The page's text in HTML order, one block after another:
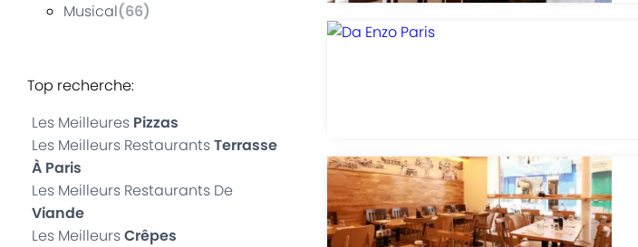
Musical(66)
Top recherche:
Les Meilleures Pizzas
Les Meilleurs RestaurantsTerrasse
À Paris
Les Meilleurs Restaurants De
Viande
Les MeilleursCrêpes